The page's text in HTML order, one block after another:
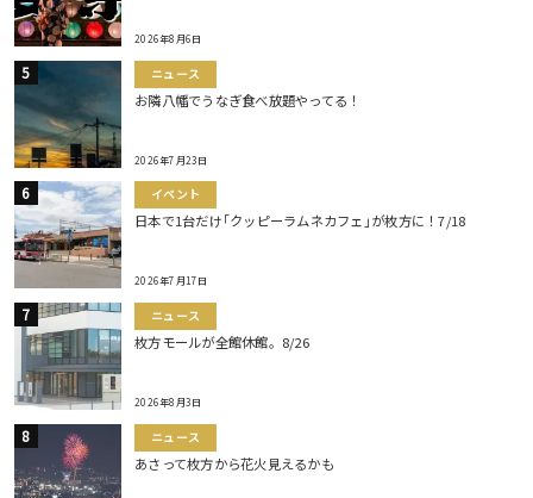
2026年8月6日
ニュース
お隣八幡でうなぎ食べ放題やってる！
2026年7月23日
イベント
日本で1台だけ｢クッピーラムネカフェ｣が枚方に！7/18
2026年7月17日
ニュース
枚方モールが全館休館。8/26
2026年8月3日
ニュース
あさって枚方から花火見えるかも